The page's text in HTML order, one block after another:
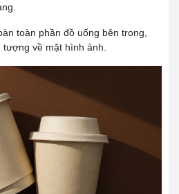
toàn phần đồ uống bên trong,
về mặt hình ảnh.